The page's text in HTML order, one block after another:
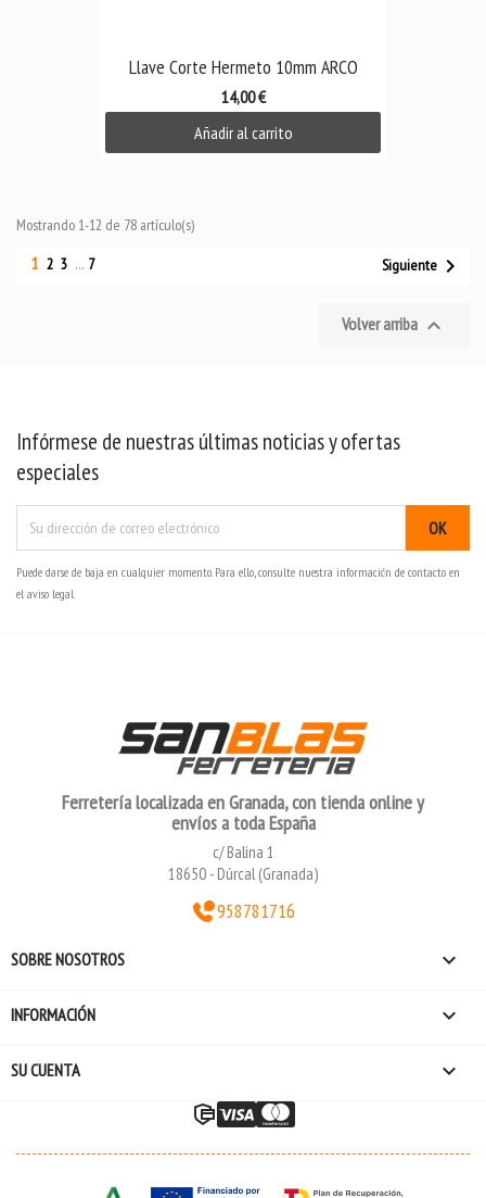
Llave Corte Hermeto 10mm ARCO
14,00 €
Añadir al carrito
Mostrando 1-12 de 78 artículo(s)
1 2 3 … 7 Siguiente 
Volver arriba 
Infórmese de nuestras últimas noticias y ofertas
especiales
Puede darse de baja en cualquier momento. Para ello, consulte nuestra información de contacto en
el aviso legal.
Ferretería localizada en Granada, con tienda online y
envíos a toda España
c/ Balina 1
18650 - Dúrcal (Granada)
958781716
SOBRE NOSOTROS 
INFORMACIÓN 
SU CUENTA 